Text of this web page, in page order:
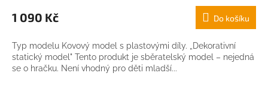
1 090 Kč Do košíku
Typ modelu Kovový model s plastovými díly. „Dekorativní
statický model" Tento produkt je sběratelský model – nejedná
se o hračku. Není vhodný pro děti mladší...